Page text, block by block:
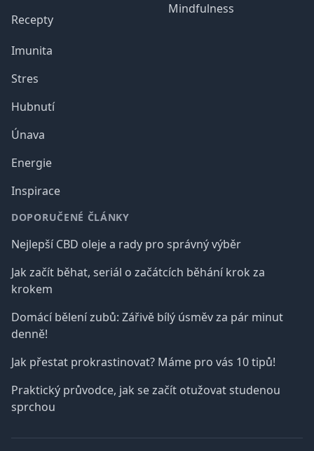
Recepty
Imunita
Stres
Hubnutí
Únava
Energie
Inspirace
Mindfulness
DOPORUČENÉ ČLÁNKY
Nejlepší CBD oleje a rady pro správný výběr
Jak začít běhat, seriál o začátcích běhání krok za
krokem
Domácí bělení zubů: Zářivě bílý úsměv za pár minut
denně!
Jak přestat prokrastinovat? Máme pro vás 10 tipů!
Praktický průvodce, jak se začít otužovat studenou
sprchou